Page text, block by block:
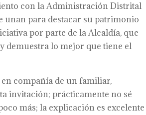
con la Administración Distrital
unan para destacar su patrimonio
por parte de la Alcaldía, que
demuestra lo mejor que tiene el
compañía de un familiar,
invitación; prácticamente no sé
más; la explicación es excelente